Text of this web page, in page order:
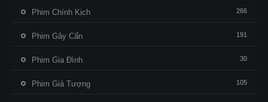
Phim Chính Kịch 266
Phim Gây Cấn 191
Phim Gia Đình 30
Phim Giả Tượng 105